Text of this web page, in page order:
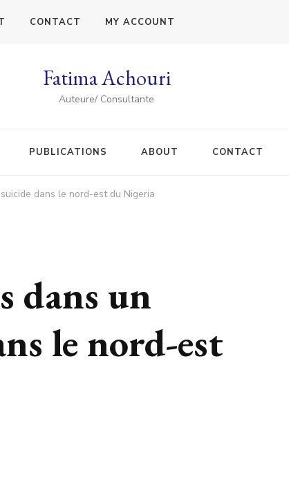
CONTACT MY ACCOUNT
Fatima Achouri
Auteure/ Consultante
PUBLICATIONS ABOUT CONTACT
dans le nord-est du Nigeria
dans un
le nord-est